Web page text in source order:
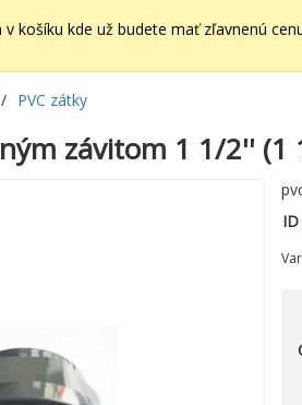
košíku kde už budete mať zľavnenú
/ PVC zátky
závitom 1 1/2'' (1